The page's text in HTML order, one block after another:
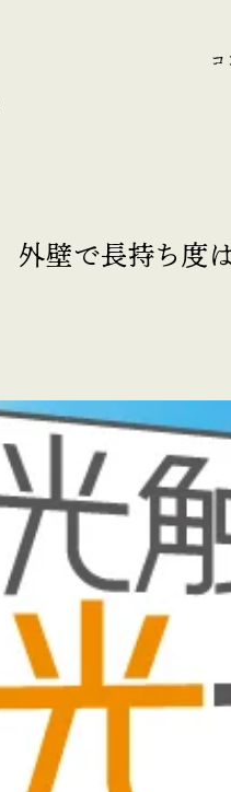
コ
外壁で長持ち度